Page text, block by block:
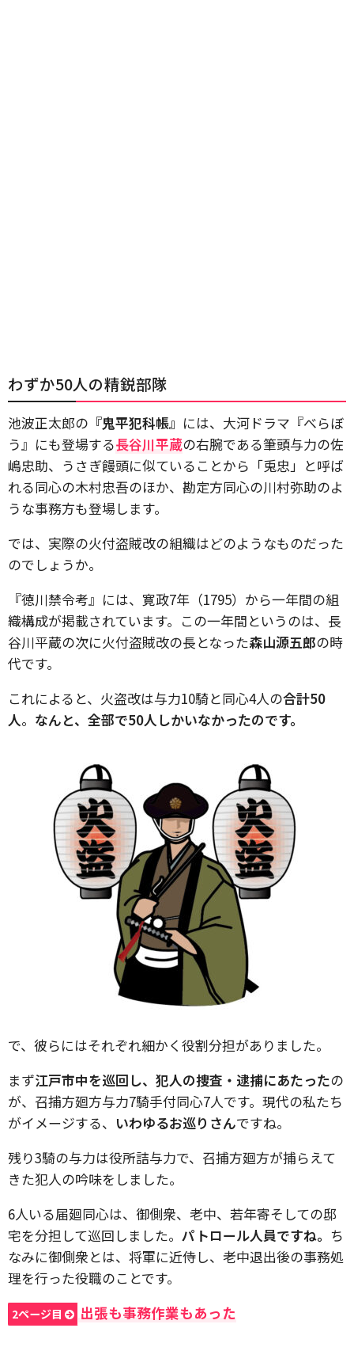
わずか50人の精鋭部隊
池波正太郎の 『鬼平犯科帳』 には、大河ドラマ『べらぼ
う』にも登場する長谷川平蔵の右腕である筆頭与力の佐
嶋忠助、うさぎ饅頭に似ていることから「兎忠」と呼ば
れる同心の木村忠吾のほか、勘定方同心の川村弥助のよ
うな事務方も登場します。
では、実際の火付盗賊改の組織はどのようなものだった
のでしょうか。
『徳川禁令考』には、寛政7年（1795）から一年間の組
織構成が掲載されています。この一年間というのは、長
谷川平蔵の次に火付盗賊改の長となった森山源五郎の時
代です。
これによると、火盗改は与力10騎と同心4人の合計50
人。 なんと、全部で50人しかいなかったのです。
で、彼らにはそれぞれ細かく役割分担がありました。
まず江戸市中を巡回し、犯人の捜査・逮捕にあたったの
が、召捕方廻方与力7騎手付同心7人です。現代の私たち
がイメージする、 いわゆるお巡りさんですね。
残り3騎の与力は役所詰与力で、召捕方廻方が捕らえて
きた犯人の吟味をしました。
6人いる届廻同心は、御側衆、老中、若年寄そしての邸
宅を分担して巡回しました。 パトロール人員ですね。 ち
なみに御側衆とは、将軍に近侍し、老中退出後の事務処
理を行った役職のことです。
2ページ目 出張も事務作業もあった